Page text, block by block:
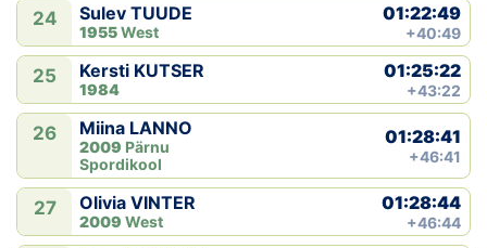
24 Sulev TUUDE
1955West
01:22:49
+40:49
25 Kersti KUTSER
1984
01:25:22
+43:22
26 Miina LANNO
2009 Pärnu
Spordikool
01:28:41
+46:41
27 Olivia VINTER
2009 West
01:28:44
+46:44